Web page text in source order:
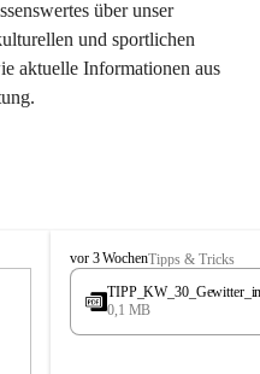
über unser
und sportlichen
aktuelle Informationen aus
L
a
e
vor 3 WochenTipps & Tricks
0,1 MB